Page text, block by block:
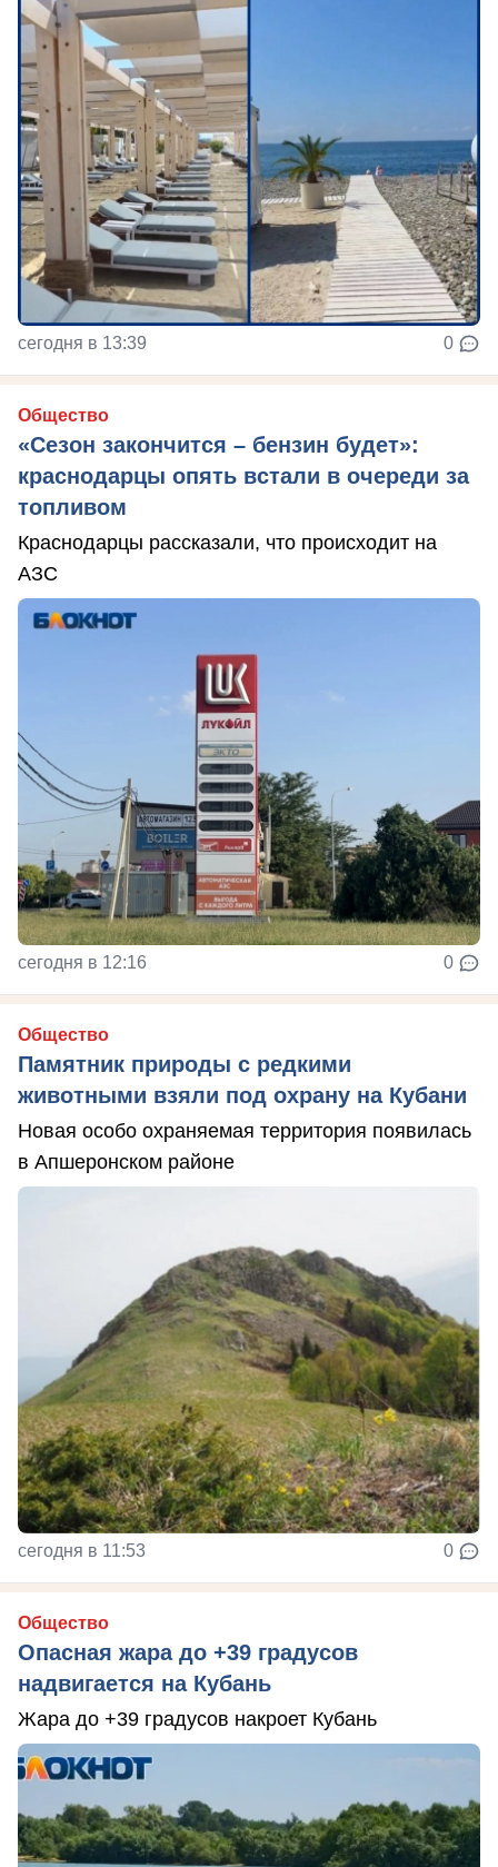
сегодня в 13:39 0
Общество
«Сезон закончится – бензин будет»:
краснодарцы опять встали в очереди за
топливом
Краснодарцы рассказали, что происходит на
АЗС
сегодня в 12:16 0
Общество
Памятник природы с редкими
животными взяли под охрану на Кубани
Новая особо охраняемая территория появилась
в Апшеронском районе
сегодня в 11:53 0
Общество
Опасная жара до +39 градусов
надвигается на Кубань
Жара до +39 градусов накроет Кубань